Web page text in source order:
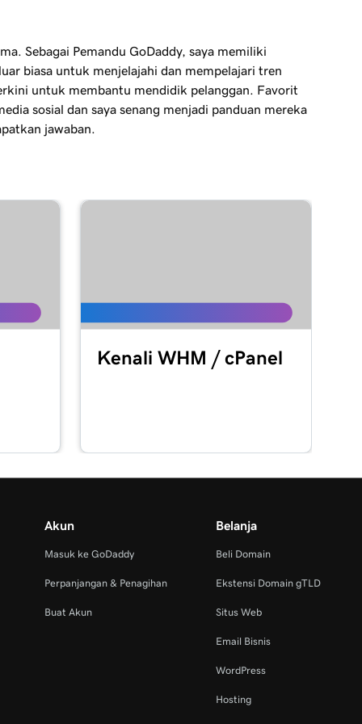
Sebagai Pemandu GoDaddy, saya memiliki
biasa untuk menjelajahi dan mempelajari tren
untuk membantu mendidik pelanggan. Favorit
sosial dan saya senang menjadi panduan mereka
jawaban.
Kenali WHM / cPanel
Akun
Masuk ke GoDaddy
Perpanjangan & Penagihan
Buat Akun
Belanja
Beli Domain
Ekstensi Domain gTLD
Situs Web
Email Bisnis
WordPress
Hosting